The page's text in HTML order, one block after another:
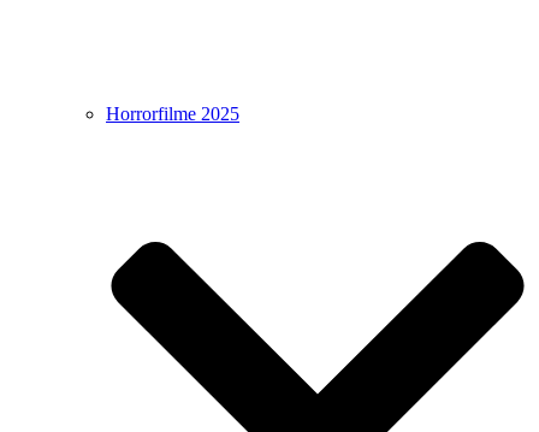
Horrorfilme 2025